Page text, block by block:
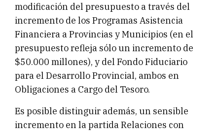
modificación del presupuesto a través del
incremento de los Programas Asistencia
Financiera a Provincias y Municipios (en el
presupuesto refleja sólo un incremento de
$50.000 millones), y del Fondo Fiduciario
para el Desarrollo Provincial, ambos en
Obligaciones a Cargo del Tesoro.
Es posible distinguir además, un sensible
incremento en la partida Relaciones con